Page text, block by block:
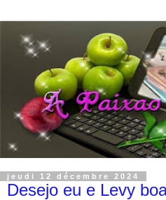
jeudi 12 décembre 2024
Desejo eu e Levy